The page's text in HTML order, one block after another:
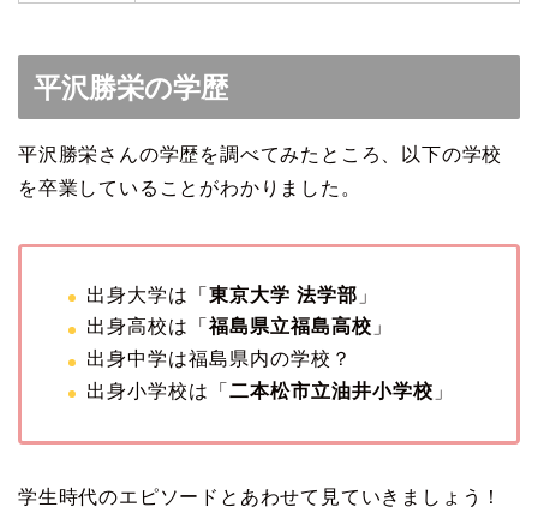
平沢勝栄の学歴
平沢勝栄さんの学歴を調べてみたところ、以下の学校
を卒業していることがわかりました。
出身大学は「 東京大学 法学部 」
出身高校は「 福島県立福島高校 」
出身中学は福島県内の学校？
出身小学校は「 二本松市立油井小学校 」
学生時代のエピソードとあわせて見ていきましょう！